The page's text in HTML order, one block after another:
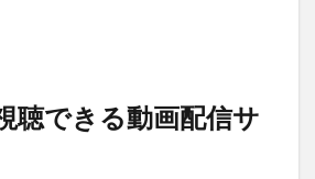
聴できる動画配信サ